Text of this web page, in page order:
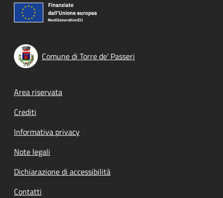
Comune di Torre de' Passeri
Footer menu
Area riservata
Crediti
Informativa privacy
Note legali
Dichiarazione di accessibilità
Contatti